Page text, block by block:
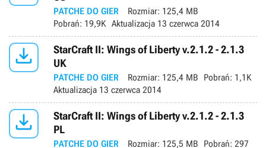
PATCHE DO GIER Rozmiar: 125,4 MB
Pobrań: 19,9K Aktualizacja 13 czerwca 2014

StarCraft II: Wings of Liberty v.2.1.2 - 2.1.3
UK
PATCHE DO GIER Rozmiar: 125,4 MB Pobrań: 1,1K
Aktualizacja 13 czerwca 2014

StarCraft II: Wings of Liberty v.2.1.2 - 2.1.3
PL
PATCHE DO GIER Rozmiar: 125,5 MB Pobrań: 297